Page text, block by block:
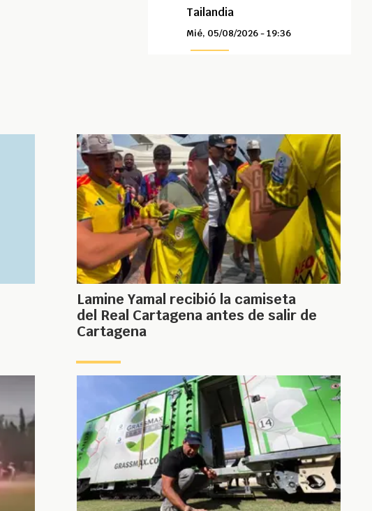
Tailandia
Mié, 05/08/2026 - 19:36
Lamine Yamal recibió la camiseta
del Real Cartagena antes de salir de
Cartagena